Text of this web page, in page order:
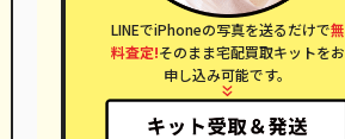
LINEでiPhoneの写真を送るだけで無
料査定!そのまま宅配買取キットをお
申し込み可能です。